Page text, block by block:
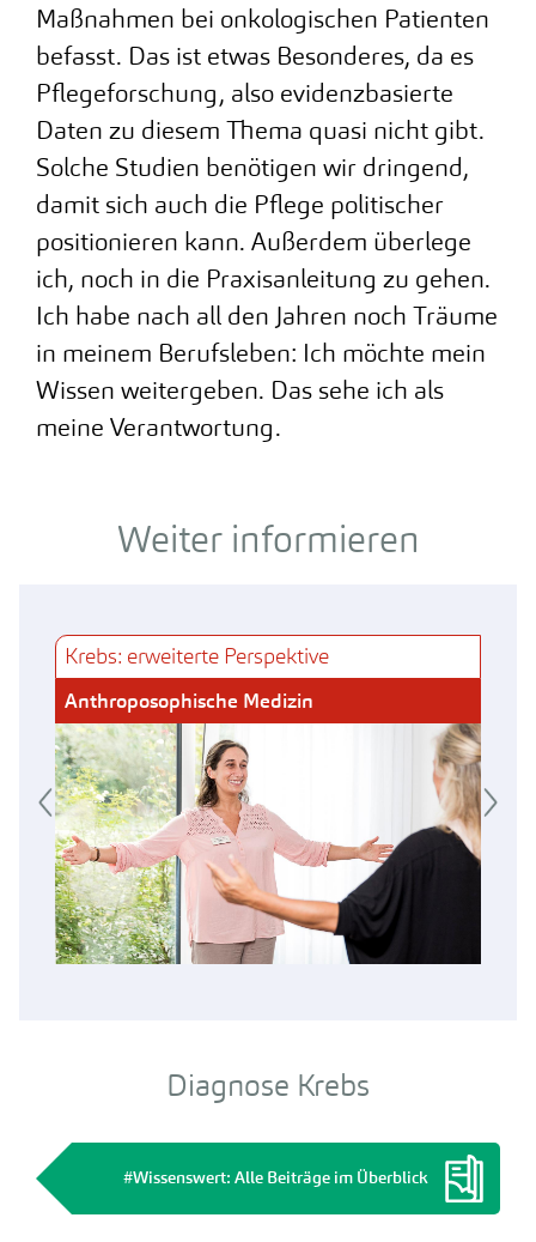
Maßnahmen bei onkologischen Patienten
befasst. Das ist etwas Besonderes, da es
Pflegeforschung, also evidenzbasierte
Daten zu diesem Thema quasi nicht gibt.
Solche Studien benötigen wir dringend,
damit sich auch die Pflege politischer
positionieren kann. Außerdem überlege
ich, noch in die Praxisanleitung zu gehen.
Ich habe nach all den Jahren noch Träume
in meinem Berufsleben: Ich möchte mein
Wissen weitergeben. Das sehe ich als
meine Verantwortung.
Weiter informieren
Krebs: erweiterte Perspektive
Anthroposophische Medizin
Diagnose Krebs
#Wissenswert: Alle Beiträge im Überblick